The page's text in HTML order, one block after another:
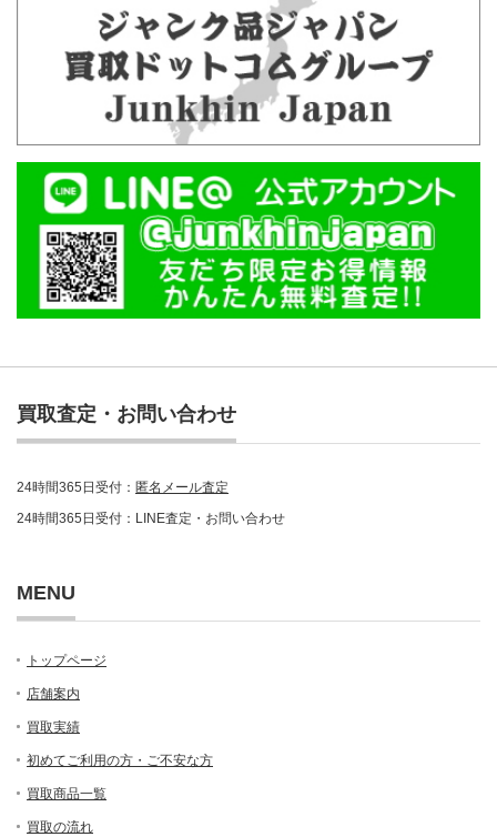
買取査定・お問い合わせ
24時間365日受付： 匿名メール査定
24時間365日受付：LINE査定・お問い合わせ
MENU
トップページ
店舗案内
買取実績
初めてご利用の方・ご不安な方
買取商品一覧
買取の流れ